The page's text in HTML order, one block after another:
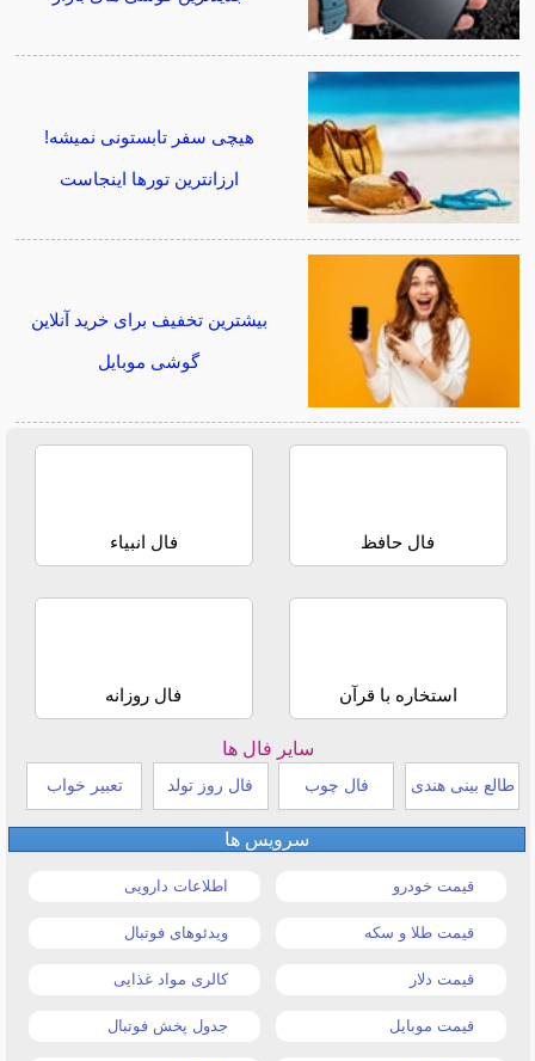
هیچی سفر تابستونی نمیشه!
ارزانترین تورها اینجاست
بیشترین تخفیف برای خرید آنلاین
گوشی موبایل
فال حافظ فال انبیاء
استخاره با قرآن فال روزانه
سایر فال ها
طالع بینی هندی فال چوب فال روز تولد تعبیر خواب
سرویس ها
قیمت خودرو اطلاعات دارویی
قیمت طلا و سکه ویدئوهای فوتبال
قیمت دلار کالری مواد غذایی
قیمت موبایل جدول پخش فوتبال